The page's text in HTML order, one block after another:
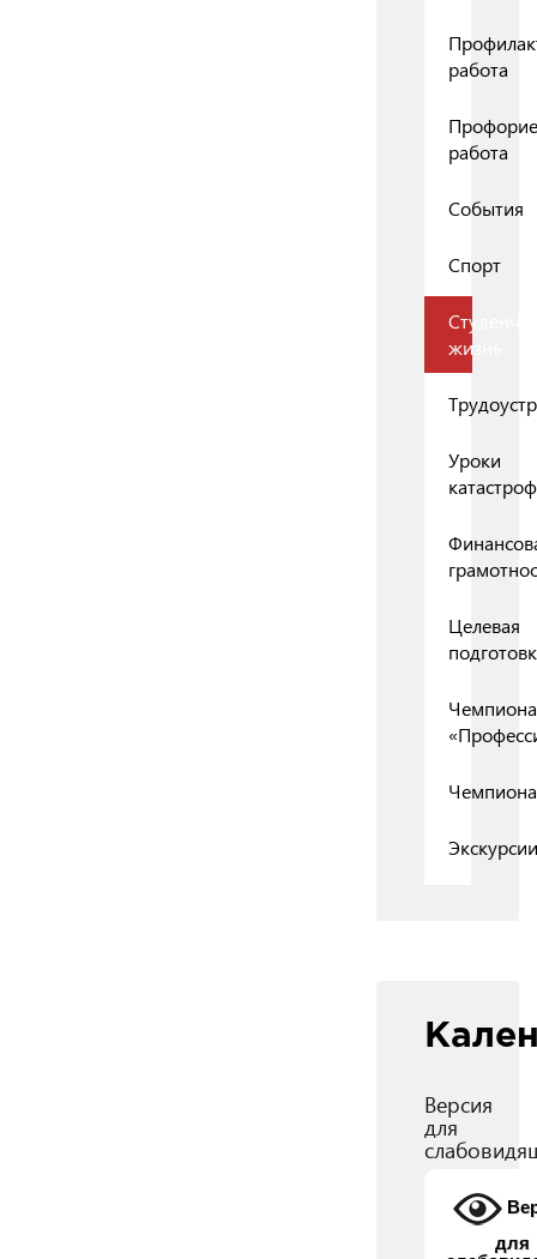
работа
работа
События
Спорт
жизнь
Уроки
Целевая
Экскурсии
Версия
для
для